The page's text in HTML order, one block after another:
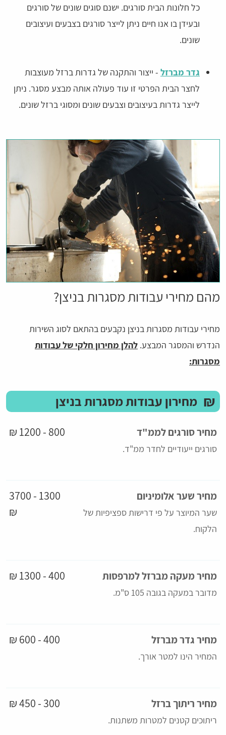
כל חלונות הבית סורגים. ישנם סוגים שונים של סורגים
ובעידן בו אנו חיים ניתן לייצר סורגים בצבעים ועיצובים
שונים.
גדר מברזל - ייצור והתקנה של גדרות ברזל מעוצבות
לחצר הבית הפרטי זו עוד פעולה אותה מבצע מסגר. ניתן
לייצר גדרות בעיצובים וצבעים שונים ומסוגי ברזל שונים.
מהם מחירי עבודות מסגרות בניצן?
מחירי עבודות מסגרות בניצן נקבעים בהתאם לסוג השירות
הנדרש והמסגר המבצע. להלן מחירון חלקי של עבודות
מסגרות:
₪ מחירון עבודות מסגרות בניצן
מחיר סורגים לממ"ד
סורגים ייעודיים לחדר ממ"ד.
800 - 1200 ₪
מחיר שער אלומיניום
שער המיוצר על פי דרישות ספציפיות של
הלקוח.
1300 - 3700
₪
מחיר מעקה מברזל למרפסות
מדובר במעקה בגובה 105 ס"מ.
400 - 1300 ₪
מחיר גדר מברזל
המחיר הינו למטר אורך.
400 - 600 ₪
מחיר ריתוך ברזל
ריתוכים קטנים למטרות משתנות.
300 - 450 ₪